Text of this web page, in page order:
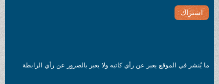
ما يُنشر في الموقع يعبر عن رأي كاتبه ولا يعبر بالضرور عن رأي الرابطة